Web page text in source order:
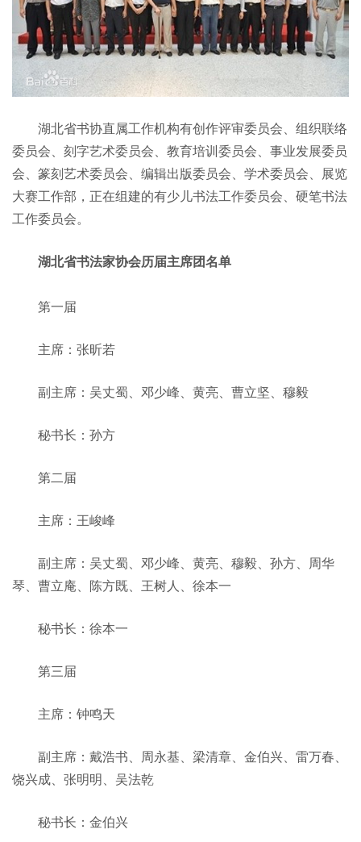
湖北省书协直属工作机构有创作评审委员会、组织联络
委员会、刻字艺术委员会、教育培训委员会、事业发展委员
会、篆刻艺术委员会、编辑出版委员会、学术委员会、展览
大赛工作部，正在组建的有少儿书法工作委员会、硬笔书法
工作委员会。
湖北省书法家协会历届主席团名单
第一届
主席：张昕若
副主席：吴丈蜀、邓少峰、黄亮、曹立坚、穆毅
秘书长：孙方
第二届
主席：王峻峰
副主席：吴丈蜀、邓少峰、黄亮、穆毅、孙方、周华
琴、曹立庵、陈方既、王树人、徐本一
秘书长：徐本一
第三届
主席：钟鸣天
副主席：戴浩书、周永基、梁清章、金伯兴、雷万春、
饶兴成、张明明、吴法乾
秘书长：金伯兴